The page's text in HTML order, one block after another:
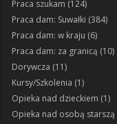
Praca szukam (124)
Praca dam: Suwałki (384)
Praca dam: w kraju (6)
Praca dam: za granicą (10)
Dorywcza (11)
Kursy/Szkolenia (1)
Opieka nad dzieckiem (1)
Opieka nad osobą starszą